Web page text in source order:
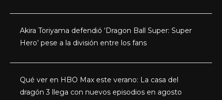
Akira Toriyama defendió ‘Dragon Ball Super: Super
Hero’ pese a la división entre los fans
Qué ver en HBO Max este verano: La casa del
dragón 3 llega con nuevos episodios en agosto